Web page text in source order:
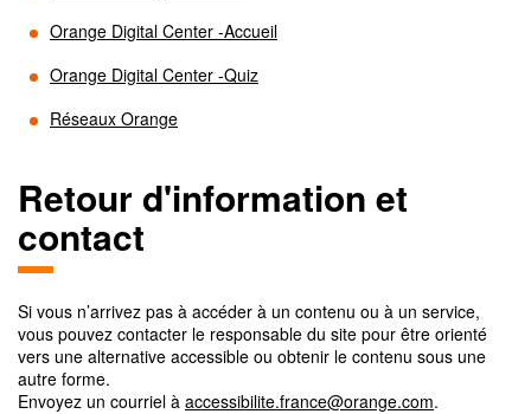
Orange Digital Center -Accueil
Orange Digital Center -Quiz
Réseaux Orange
Retour d'information et
contact
Si vous n’arrivez pas à accéder à un contenu ou à un service,
vous pouvez contacter le responsable du site pour être orienté
vers une alternative accessible ou obtenir le contenu sous une
autre forme.
Envoyez un courriel à accessibilite.france@orange.com.